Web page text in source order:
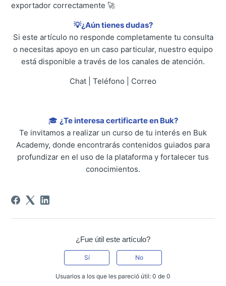
exportador correctamente 🚀
💡¿Aún tienes dudas?
Si este artículo no responde completamente tu consulta
o necesitas apoyo en un caso particular, nuestro equipo
está disponible a través de los canales de atención.
Chat | Teléfono | Correo
🎓 ¿Te interesa certificarte en Buk?
Te invitamos a realizar un curso de tu interés en Buk
Academy, donde encontrarás contenidos guiados para
profundizar en el uso de la plataforma y fortalecer tus
conocimientos.
¿Fue útil este artículo?
Sí No
Usuarios a los que les pareció útil: 0 de 0